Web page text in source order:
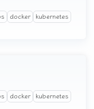
docker kubernetes
docker kubernetes